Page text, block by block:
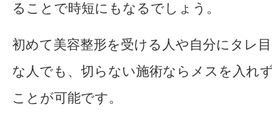
ることで時短にもなるでしょう。
初めて美容整形を受ける人や自分にタレ
な人でも、切らない施術ならメスを入れ
ことが可能です。